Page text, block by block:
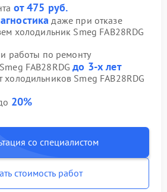
от 475 руб.
даже при отказе
холодильник Smeg FAB28RDG
работы по ремонту
FAB28RDGдо 3-х лет
Smeg FAB28RDG
20%
со специалистом
стоимость работ